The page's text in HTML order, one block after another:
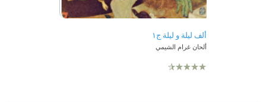
ألف ليلة و ليلة ج١
ألحان غرام الشيمي